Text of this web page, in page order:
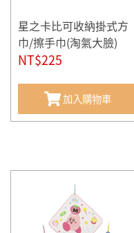
星之卡比可收納掛式方
巾/擦手巾(淘氣大臉)
NT$225
加入購物車